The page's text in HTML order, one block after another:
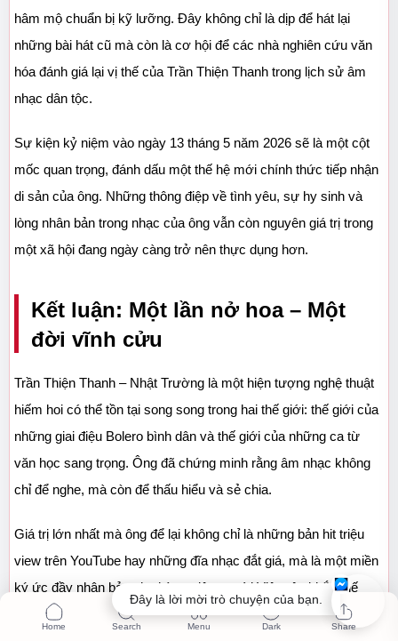
hâm mộ chuẩn bị kỹ lưỡng. Đây không chỉ là dịp để hát lại
những bài hát cũ mà còn là cơ hội để các nhà nghiên cứu văn
hóa đánh giá lại vị thế của Trần Thiện Thanh trong lịch sử âm
nhạc dân tộc.
Sự kiện kỷ niệm vào ngày 13 tháng 5 năm 2026 sẽ là một cột
mốc quan trọng, đánh dấu một thế hệ mới chính thức tiếp nhận
di sản của ông. Những thông điệp về tình yêu, sự hy sinh và
lòng nhân bản trong nhạc của ông vẫn còn nguyên giá trị trong
một xã hội đang ngày càng trở nên thực dụng hơn.
Kết luận: Một lần nở hoa – Một
đời vĩnh cửu
Trần Thiện Thanh – Nhật Trường là một hiện tượng nghệ thuật
hiếm hoi có thể tồn tại song song trong hai thế giới: thế giới của
những giai điệu Bolero bình dân và thế giới của những ca từ
văn học sang trọng. Ông đã chứng minh rằng âm nhạc không
chỉ để nghe, mà còn để thấu hiểu và sẻ chia.
Giá trị lớn nhất mà ông để lại không chỉ là những bản hit triệu
view trên YouTube hay những đĩa nhạc đắt giá, mà là một miền
ký ức đầy nhân bản cho hàng triệu người Việt trên khắp thế
giới. Nhạc của ông có chiến tranh nhưng không khô cứng, có
Đây là lời mời trò chuyện của bạn.